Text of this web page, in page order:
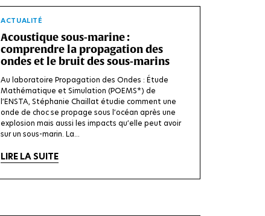
ACTUALITÉ
Acoustique sous-marine :
comprendre la propagation des
ondes et le bruit des sous-marins
Au laboratoire Propagation des Ondes : Étude
Mathématique et Simulation (POEMS*) de
l’ENSTA, Stéphanie Chaillat étudie comment une
onde de choc se propage sous l’océan après une
explosion mais aussi les impacts qu’elle peut avoir
sur un sous-marin. La...
LIRE LA SUITE